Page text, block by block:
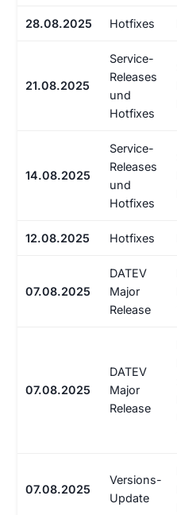
28.08.2025 Hotfixes
21.08.2025
Service-
Releases
und
Hotfixes
14.08.2025
Service-
Releases
und
Hotfixes
12.08.2025 Hotfixes
07.08.2025
DATEV
Major
Release
07.08.2025
DATEV
Major
Release
07.08.2025
Versions-
Update